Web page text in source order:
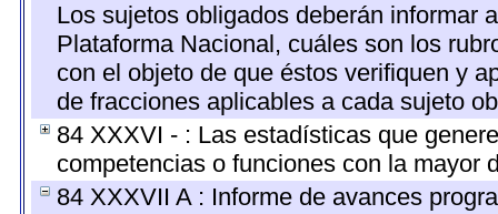
Los sujetos obligados deberán informar
Plataforma Nacional, cuáles son los
con el objeto de que éstos verifiquen y
de fracciones aplicables a cada sujeto
84 XXXVI - : Las estadísticas que
competencias o funciones con la mayor
84 XXXVII A : Informe de avances